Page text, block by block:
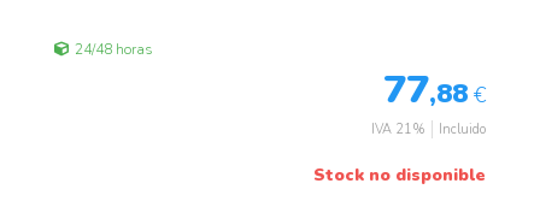
24/48 horas
77,88 €
IVA 21% Incluido
Stock no disponible